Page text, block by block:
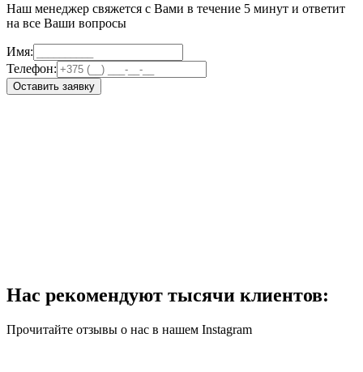
Наш менеджер свяжется с Вами в течение 5 минут и ответит
на все Ваши вопросы
Имя:
Телефон:
Оставить заявку
Нас рекомендуют тысячи клиентов:
Прочитайте отзывы о нас в нашем Instagram